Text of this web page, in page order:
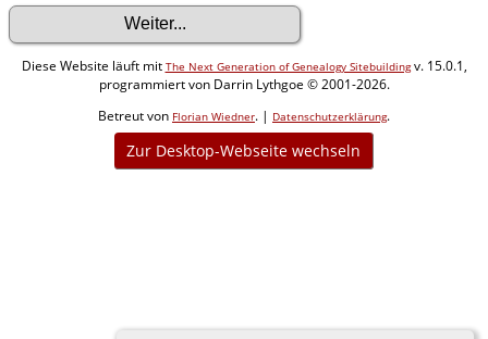
Diese Website läuft mit The Next Generation of Genealogy Sitebuildingv. 15.0.1,
programmiert von Darrin Lythgoe © 2001-2026.
Betreut von Florian Wiedner. | Datenschutzerklärung.
Zur Desktop-Webseite wechseln